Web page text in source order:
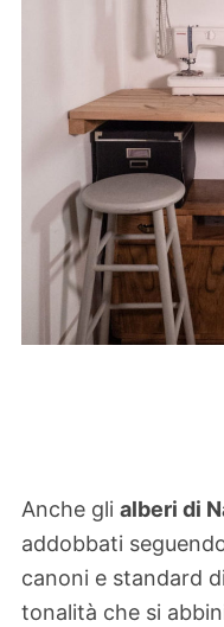
Anche gli alberi di
addobbati
canoni e standard
tonalità che si